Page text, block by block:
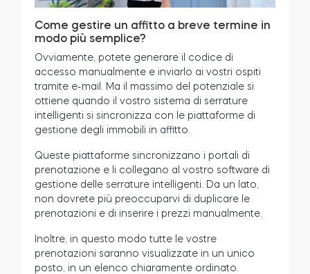
Come gestire un affitto a breve termine in
modo più semplice?
Ovviamente, potete generare il codice di
accesso manualmente e inviarlo ai vostri ospiti
tramite e-mail. Ma il massimo del potenziale si
ottiene quando il vostro sistema di serrature
intelligenti si sincronizza con le piattaforme di
gestione degli immobili in affitto.
Queste piattaforme sincronizzano i portali di
prenotazione e li collegano al vostro software di
gestione delle serrature intelligenti. Da un lato,
non dovrete più preoccuparvi di duplicare le
prenotazioni e di inserire i prezzi manualmente.
Inoltre, in questo modo tutte le vostre
prenotazioni saranno visualizzate in un unico
posto, in un elenco chiaramente ordinato.